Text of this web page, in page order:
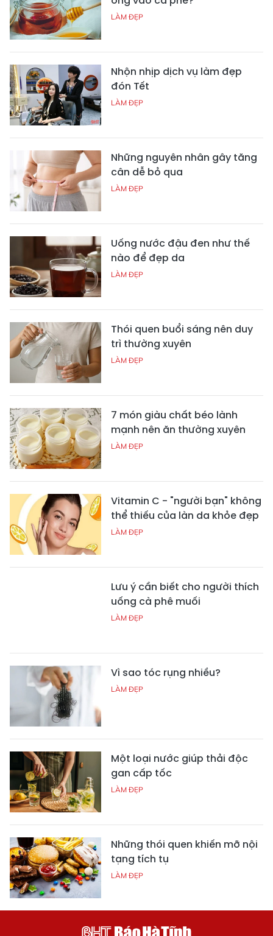
LÀM ĐẸP
Nhộn nhịp dịch vụ làm đẹp
đón Tết
LÀM ĐẸP
Những nguyên nhân gây tăng
cân dễ bỏ qua
LÀM ĐẸP
Uống nước đậu đen như thế
nào để đẹp da
LÀM ĐẸP
Thói quen buổi sáng nên duy
trì thường xuyên
LÀM ĐẸP
7 món giàu chất béo lành
mạnh nên ăn thường xuyên
LÀM ĐẸP
Vitamin C - "người bạn" không
thể thiếu của làn da khỏe đẹp
LÀM ĐẸP
Lưu ý cần biết cho người thích
uống cà phê muối
LÀM ĐẸP
Vì sao tóc rụng nhiều?
LÀM ĐẸP
Một loại nước giúp thải độc
gan cấp tốc
LÀM ĐẸP
Những thói quen khiến mỡ nội
tạng tích tụ
LÀM ĐẸP